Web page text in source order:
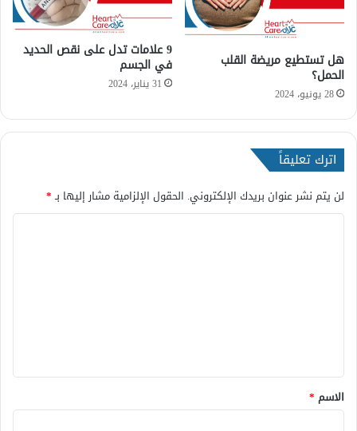
ا
ح
د
ي
ث
ي
ا
ل
و
ل
ا
د
هل تستطيع مريضة القلب
الحمل؟
28 يونيو، 2024
9 علامات تدل على نقص الحديد
في الجسم
31 يناير، 2024
اترك تعليقاً
لن يتم نشر عنوان بريدك الإلكتروني. الحقول الإلزامية مشار إليها بـ*
*
الاسم *